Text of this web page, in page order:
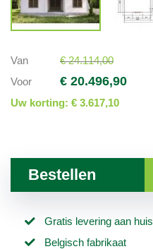
Van
€ 24.114,00
Voor
€ 20.496,90
Uw korting: € 3.617,10
Bestellen
Gratis levering aan huis
Belgisch fabrikaat